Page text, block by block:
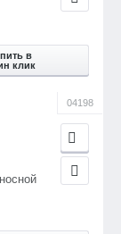
в
клик
04198